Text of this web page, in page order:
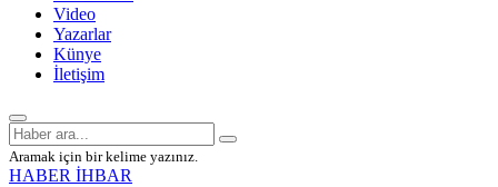
Video
Yazarlar
Künye
İletişim
Aramak için bir kelime yazınız.
HABER İHBAR